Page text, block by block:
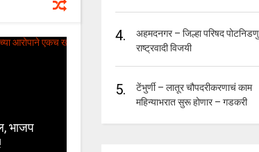
भाजप
4.
अहमदनगर – जिल्हा परिषद
राष्ट्रवादी विजयी
5.
टेंभुर्णी – लातूर चौपदरीकरणाचं काम
महिन्याभरात सुरू होणार – गडकरी